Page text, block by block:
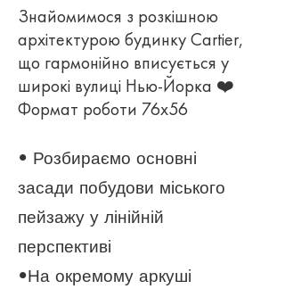
Знайомимося з розкішною
архітектурою будинку Cartier,
що гармонійно вписується у
широкі вулиці Нью-Йорка ❤️
Формат роботи 76х56
• Розбираємо основні
засади побудови міського
пейзажу у лінійній
перспективі
•На окремому аркуші